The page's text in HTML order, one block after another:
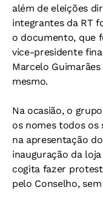
além de eleições
integrantes da RT
o documento, que
vice-presidente
Marcelo
mesmo.
Na ocasião, o
os nomes todos os
na apresentação
inauguração da
cogita fazer
pelo Conselho,